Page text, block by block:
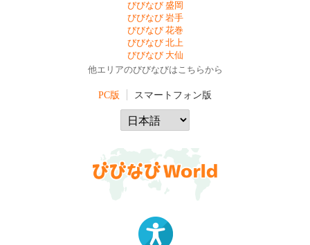
びびなび 盛岡
びびなび 岩手
びびなび 花巻
びびなび 北上
びびなび 大仙
他エリアのびびなびはこちらから
PC版 スマートフォン版